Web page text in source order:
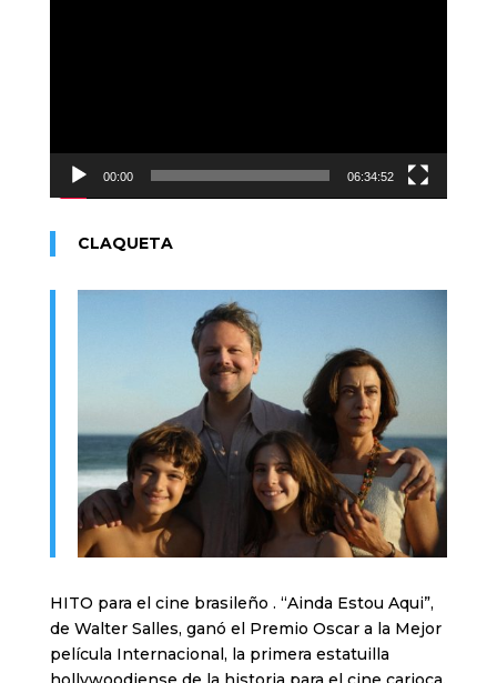
00:00 06:34:52
CLAQUETA
HITO para el cine brasileño . “Ainda Estou Aqui”,
de Walter Salles, ganó el Premio Oscar a la Mejor
película Internacional, la primera estatuilla